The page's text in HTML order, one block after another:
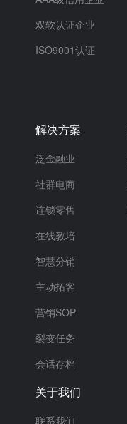
双软认证企业
ISO9001认证
解决方案
泛金融业
社群电商
连锁零售
在线教培
智慧分销
主动拓客
营销SOP
裂变任务
会话存档
关于我们
联系我们